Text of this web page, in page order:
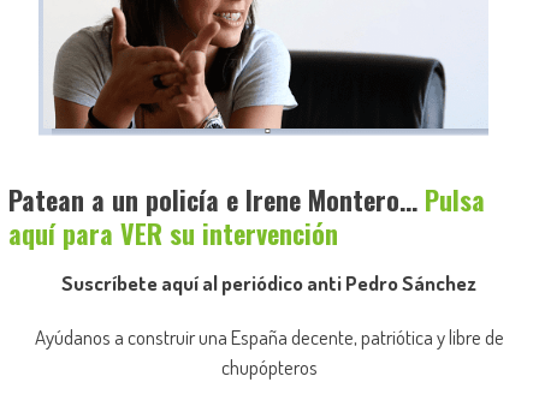
Patean a un policía e Irene Montero… Pulsa
aquí para VER su intervención
Suscríbete aquí al periódico anti Pedro Sánchez
Ayúdanos a construir una España decente, patriótica y libre de
chupópteros